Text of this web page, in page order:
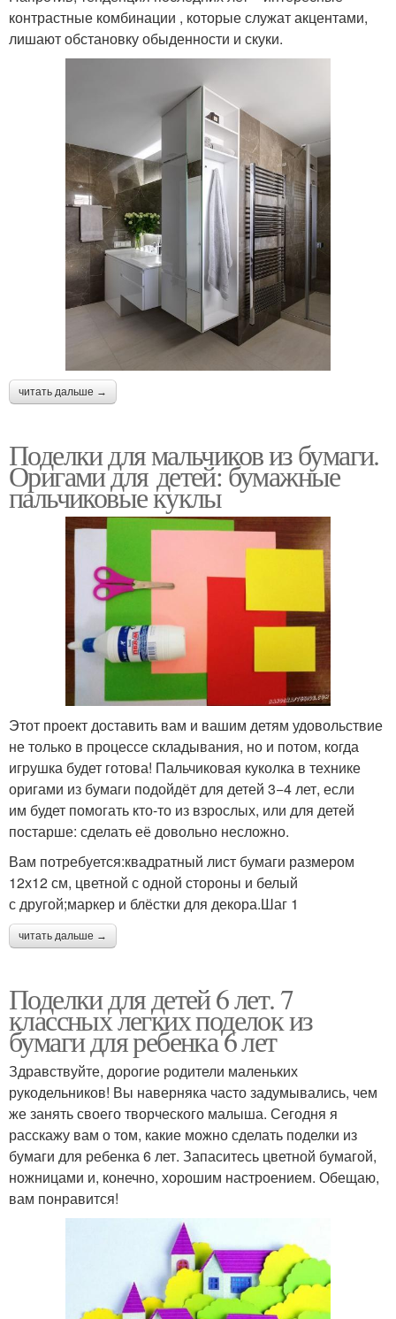
контрастные комбинации , которые служат акцентами,
лишают обстановку обыденности и скуки.
читать дальше →
Поделки для мальчиков из бумаги.
Оригами для детей: бумажные
пальчиковые куклы
Этот проект доставить вам и вашим детям удовольствие
не только в процессе складывания, но и потом, когда
игрушка будет готова! Пальчиковая куколка в технике
оригами из бумаги подойдёт для детей 3−4 лет, если
им будет помогать кто-то из взрослых, или для детей
постарше: сделать её довольно несложно.
Вам потребуется:квадратный лист бумаги размером
12х12 см, цветной с одной стороны и белый
с другой;маркер и блёстки для декора.Шаг 1
читать дальше →
Поделки для детей 6 лет. 7
классных легких поделок из
бумаги для ребенка 6 лет
Здравствуйте, дорогие родители маленьких
рукодельников! Вы наверняка часто задумывались, чем
же занять своего творческого малыша. Сегодня я
расскажу вам о том, какие можно сделать поделки из
бумаги для ребенка 6 лет. Запаситесь цветной бумагой,
ножницами и, конечно, хорошим настроением. Обещаю,
вам понравится!